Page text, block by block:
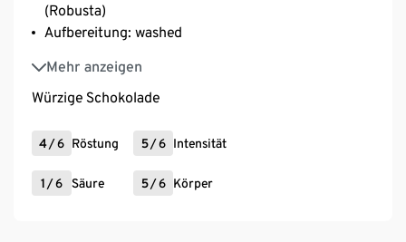
(Robusta)
Aufbereitung: washed
Mehr anzeigen
Varietät: Bourbon, Catuai
Würzige Schokolade
4/6 Röstung 5 /6 Intensität
1 /6 Säure 5 /6 Körper